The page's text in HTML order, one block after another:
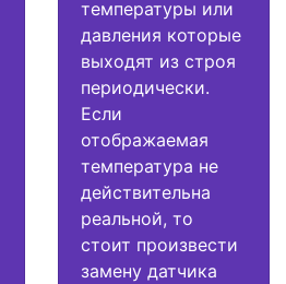
температуры или
давления которые
выходят из строя
периодически.
Если
отображаемая
температура не
действительна
реальной, то
стоит произвести
замену датчика